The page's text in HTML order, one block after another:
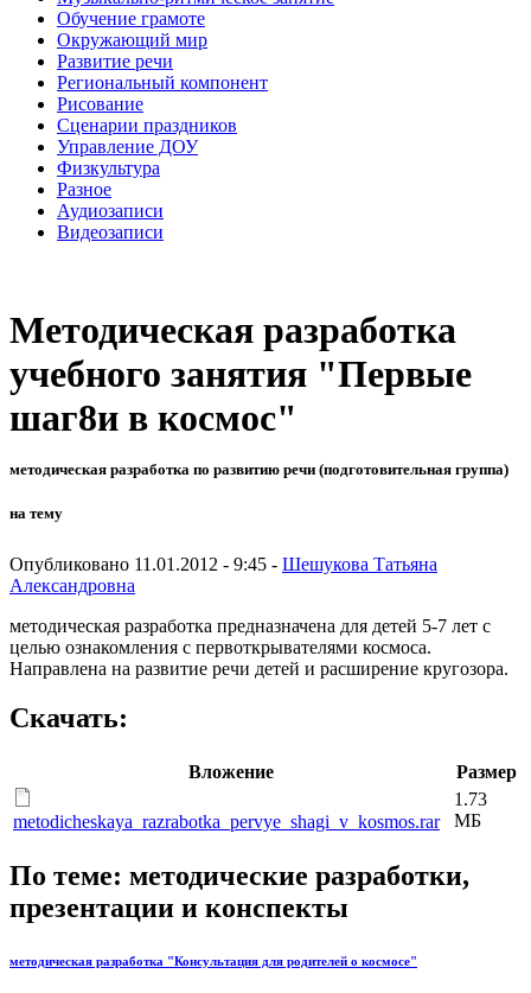
Обучение грамоте
Окружающий мир
Развитие речи
Региональный компонент
Рисование
Сценарии праздников
Управление ДОУ
Физкультура
Разное
Аудиозаписи
Видеозаписи
Методическая разработка
учебного занятия "Первые
шаг8и в космос"
методическая разработка по развитию речи (подготовительная группа)
на тему
Опубликовано 11.01.2012 - 9:45 - Шешукова Татьяна
Александровна
методическая разработка предназначена для детей 5-7 лет с
целью ознакомления с первоткрывателями космоса.
Направлена на развитие речи детей и расширение кругозора.
Скачать:
Вложение Размер
metodicheskaya_razrabotka_pervye_shagi_v_kosmos.rar
1.73
МБ
По теме: методические разработки,
презентации и конспекты
методическая разработка "Консультация для родителей о космосе"